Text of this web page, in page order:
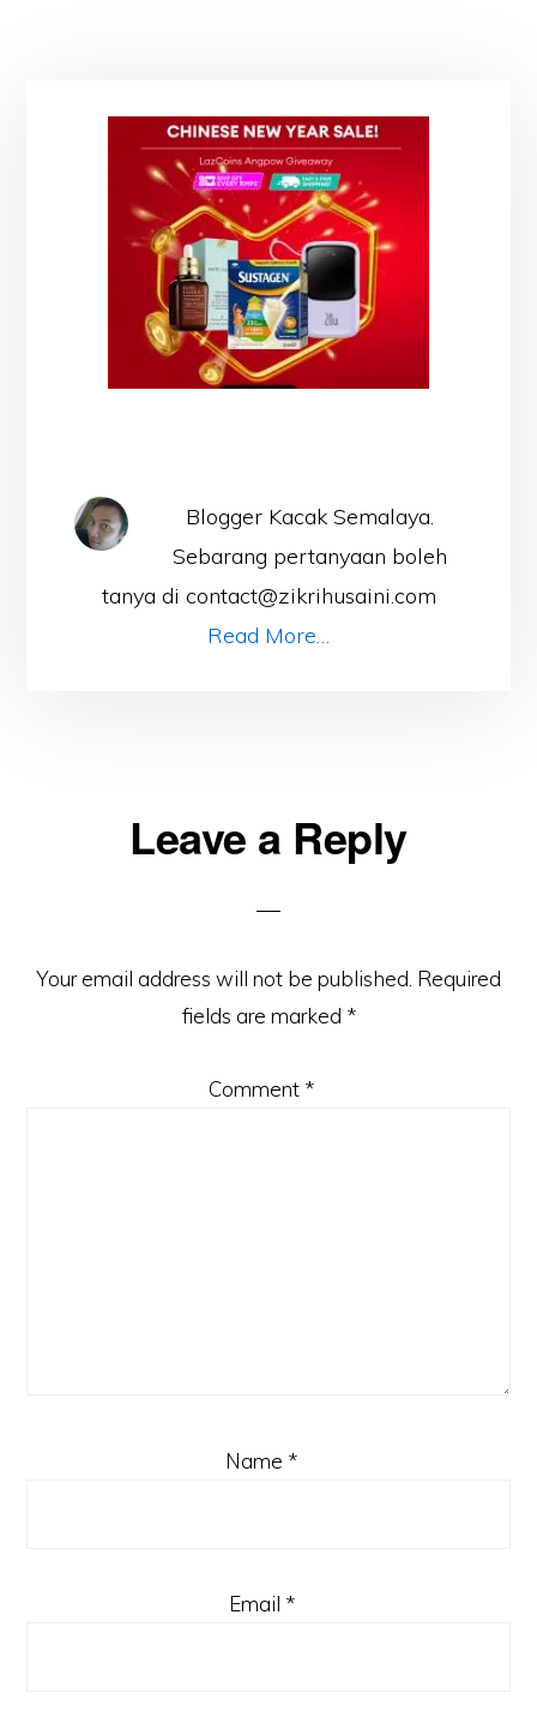
Blogger Kacak Semalaya.
Sebarang pertanyaan boleh
tanya di contact@zikrihusaini.com
Read More…
ReaderLeave a Reply
Your email address will not be published. Required
fields are marked *
Comment *
Name *
Email *